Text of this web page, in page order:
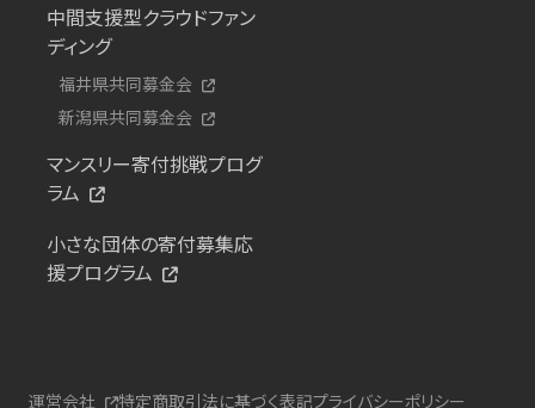
中間支援型クラウドファン
ディング
福井県共同募金会
新潟県共同募金会
マンスリー寄付挑戦プログ
ラム
小さな団体の寄付募集応
援プログラム
運営会社 特定商取引法に基づく表記プライバシーポリシー